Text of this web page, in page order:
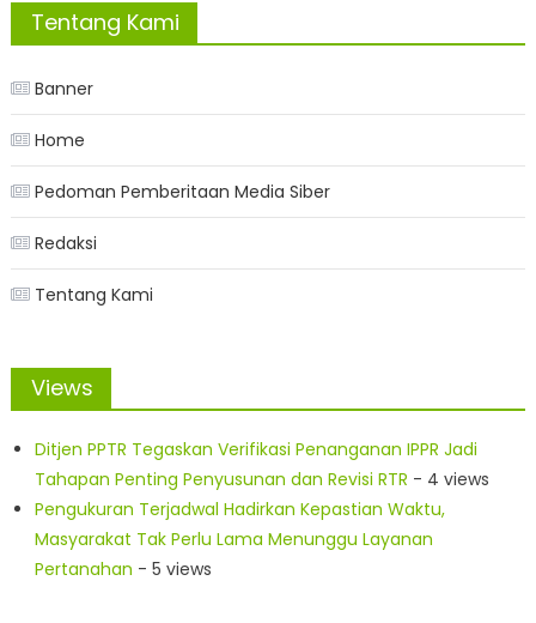
Tentang Kami
Banner
Home
Pedoman Pemberitaan Media Siber
Redaksi
Tentang Kami
Views
Ditjen PPTR Tegaskan Verifikasi Penanganan IPPR Jadi
Tahapan Penting Penyusunan dan Revisi RTR - 4 views
Pengukuran Terjadwal Hadirkan Kepastian Waktu,
Masyarakat Tak Perlu Lama Menunggu Layanan
Pertanahan - 5 views